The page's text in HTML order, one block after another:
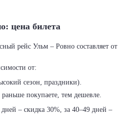
цена билета
рейс Ульм – Ровно составляет от
от:
сезон, праздники).
покупаете, тем дешевле.
– скидка 30%, за 40–49 дней –